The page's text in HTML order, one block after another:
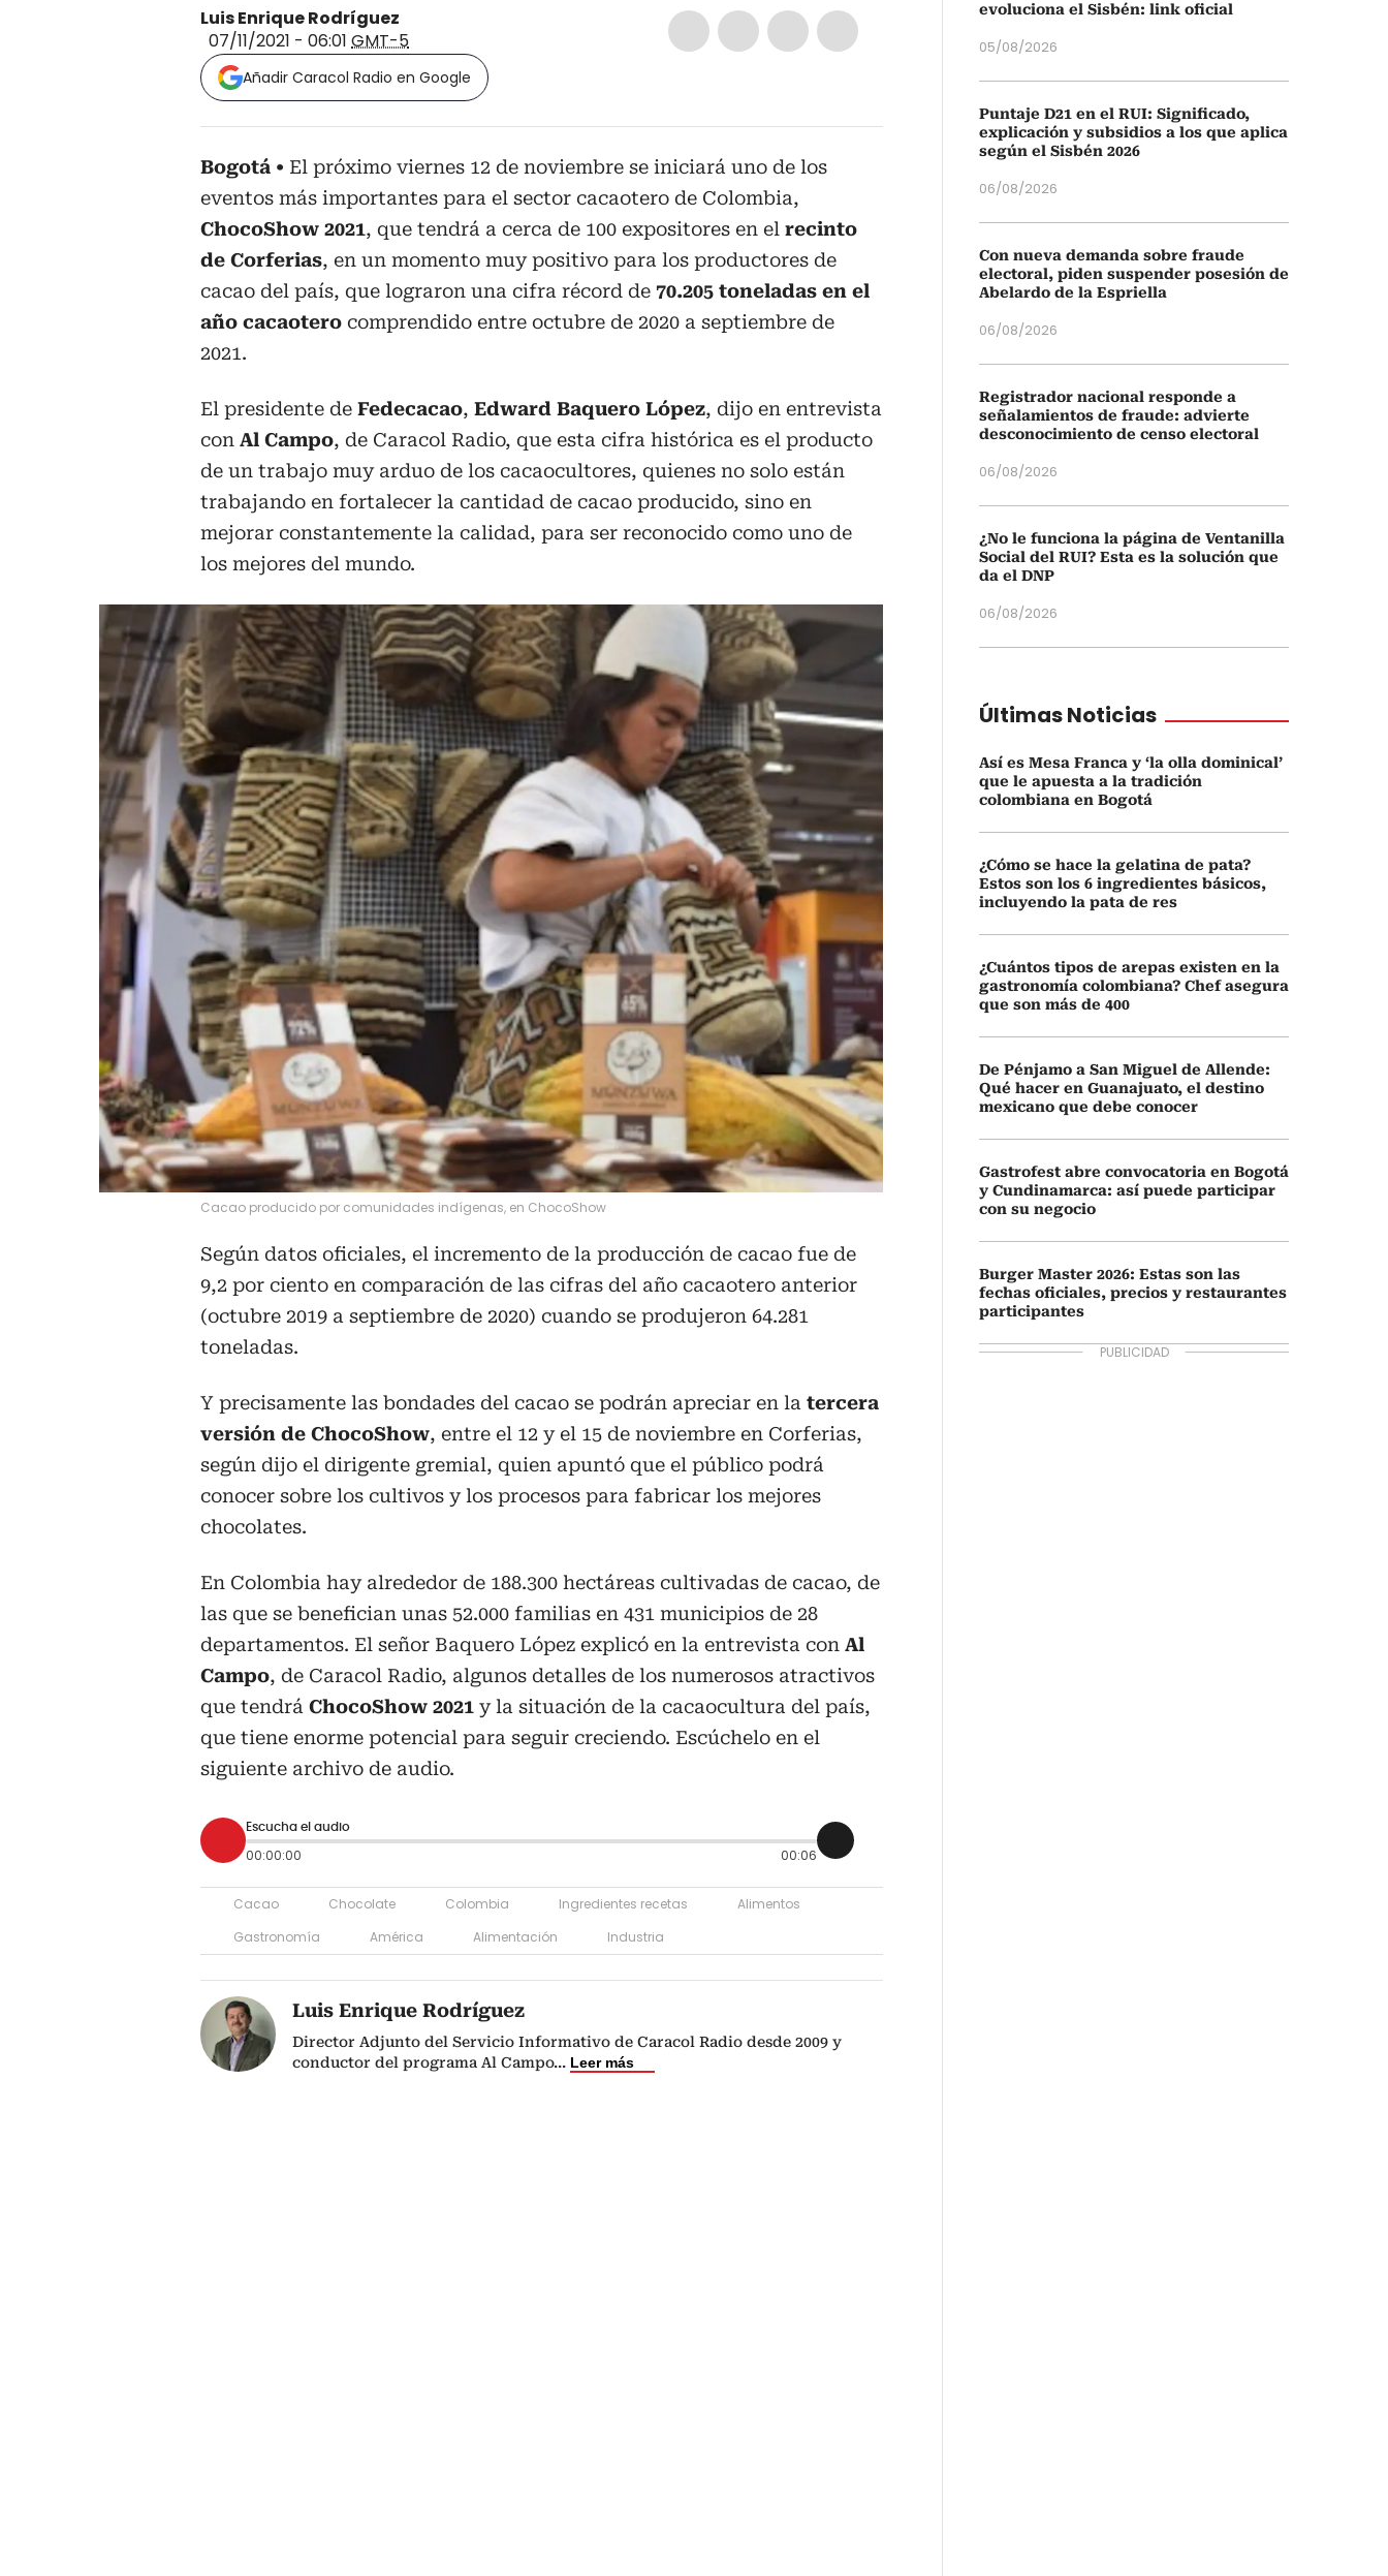
Luis Enrique Rodríguez
07/11/2021 - 06:01 GMT-5
Añadir Caracol Radio en Google
Bogotá
El próximo viernes 12 de noviembre se iniciará uno de los
eventos más importantes para el sector cacaotero de Colombia,
ChocoShow 2021, que tendrá a cerca de 100 expositores en el recinto
de Corferias, en un momento muy positivo para los productores de
cacao del país, que lograron una cifra récord de 70.205 toneladas en el
año cacaotero comprendido entre octubre de 2020 a septiembre de
2021.
El presidente de Fedecacao, Edward Baquero López, dijo en entrevista
con Al Campo, de Caracol Radio, que esta cifra histórica es el producto
de un trabajo muy arduo de los cacaocultores, quienes no solo están
trabajando en fortalecer la cantidad de cacao producido, sino en
mejorar constantemente la calidad, para ser reconocido como uno de
los mejores del mundo.
Cacao producido por comunidades indígenas, en ChocoShow
Según datos oficiales, el incremento de la producción de cacao fue de
9,2 por ciento en comparación de las cifras del año cacaotero anterior
(octubre 2019 a septiembre de 2020) cuando se produjeron 64.281
toneladas.
Y precisamente las bondades del cacao se podrán apreciar en la tercera
versión de ChocoShow, entre el 12 y el 15 de noviembre en Corferias,
según dijo el dirigente gremial, quien apuntó que el público podrá
conocer sobre los cultivos y los procesos para fabricar los mejores
chocolates.
En Colombia hay alrededor de 188.300 hectáreas cultivadas de cacao, de
las que se benefician unas 52.000 familias en 431 municipios de 28
departamentos. El señor Baquero López explicó en la entrevista con Al
Campo, de Caracol Radio, algunos detalles de los numerosos atractivos
que tendrá ChocoShow 2021 y la situación de la cacaocultura del país,
que tiene enorme potencial para seguir creciendo. Escúchelo en el
siguiente archivo de audio.
Escucha el audio
00:00:00 00:06
Cacao Chocolate Colombia Ingredientes recetas
Alimentos
Gastronomía
América Alimentación Industria
Luis Enrique Rodríguez
Director Adjunto del Servicio Informativo de Caracol Radio desde 2009 y
conductor del programa Al Campo... Leer más
evoluciona el Sisbén: link oficial
05/08/2026
Puntaje D21 en el RUI: Significado,
explicación y subsidios a los que aplica
según el Sisbén 2026
06/08/2026
Con nueva demanda sobre fraude
electoral, piden suspender posesión de
Abelardo de la Espriella
06/08/2026
Registrador nacional responde a
señalamientos de fraude: advierte
desconocimiento de censo electoral
06/08/2026
¿No le funciona la página de Ventanilla
Social del RUI? Esta es la solución que
da el DNP
06/08/2026
Últimas Noticias
Así es Mesa Franca y ‘la olla dominical’
que le apuesta a la tradición
colombiana en Bogotá
¿Cómo se hace la gelatina de pata?
Estos son los 6 ingredientes básicos,
incluyendo la pata de res
¿Cuántos tipos de arepas existen en la
gastronomía colombiana? Chef asegura
que son más de 400
De Pénjamo a San Miguel de Allende:
Qué hacer en Guanajuato, el destino
mexicano que debe conocer
Gastrofest abre convocatoria en Bogotá
y Cundinamarca: así puede participar
con su negocio
Burger Master 2026: Estas son las
fechas oficiales, precios y restaurantes
participantes